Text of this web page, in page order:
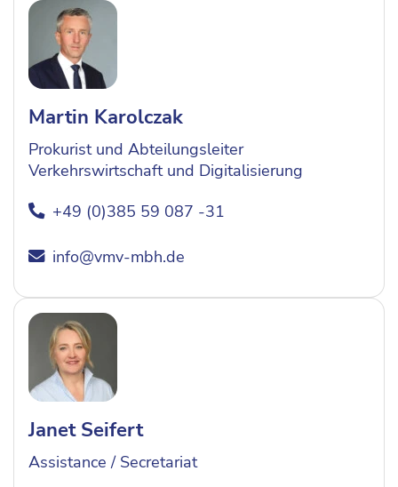
Martin Karolczak
Prokurist und Abteilungsleiter
Verkehrswirtschaft und Digitalisierung
+49 (0)385 59 087 -31
info@vmv-mbh.de
Janet Seifert
Assistance / Secretariat